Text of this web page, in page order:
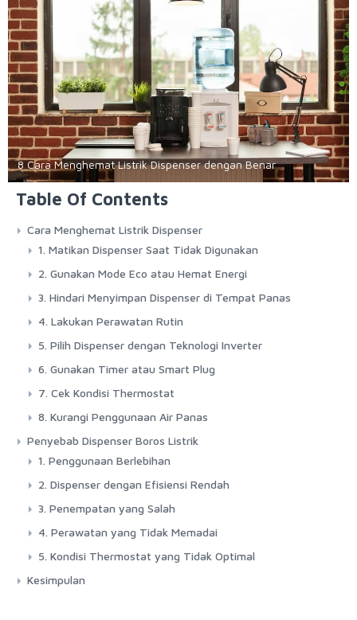
8 Cara Menghemat Listrik Dispenser dengan Benar
Table Of Contents
Cara Menghemat Listrik Dispenser
1. Matikan Dispenser Saat Tidak Digunakan
2. Gunakan Mode Eco atau Hemat Energi
3. Hindari Menyimpan Dispenser di Tempat Panas
4. Lakukan Perawatan Rutin
5. Pilih Dispenser dengan Teknologi Inverter
6. Gunakan Timer atau Smart Plug
7. Cek Kondisi Thermostat
8. Kurangi Penggunaan Air Panas
Penyebab Dispenser Boros Listrik
1. Penggunaan Berlebihan
2. Dispenser dengan Efisiensi Rendah
3. Penempatan yang Salah
4. Perawatan yang Tidak Memadai
5. Kondisi Thermostat yang Tidak Optimal
Kesimpulan